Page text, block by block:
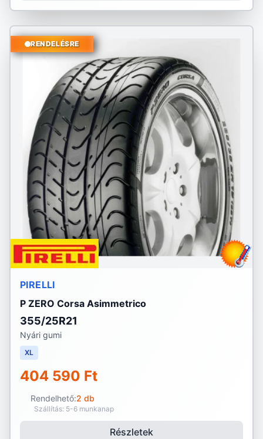
RENDELÉSRE
PIRELLI
P ZERO Corsa Asimmetrico
355/25R21
Nyári gumi
XL
404 590 Ft
Rendelhető:2 db
Szállítás: 5-6 munkanap
Részletek